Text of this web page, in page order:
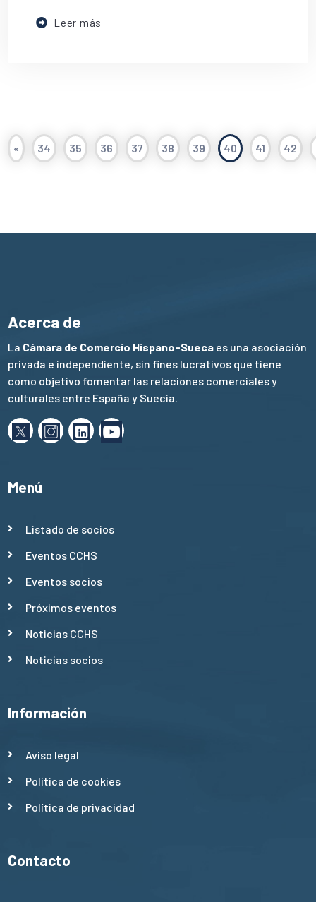
Leer más
« 34 35 36 37 38 39 40 41 42
Acerca de
La Cámara de Comercio Hispano-Sueca es una asociación
privada e independiente, sin fines lucrativos que tiene
como objetivo fomentar las relaciones comerciales y
culturales entre España y Suecia.
Menú
Listado de socios
Eventos CCHS
Eventos socios
Próximos eventos
Noticias CCHS
Noticias socios
Información
Aviso legal
Política de cookies
Política de privacidad
Contacto